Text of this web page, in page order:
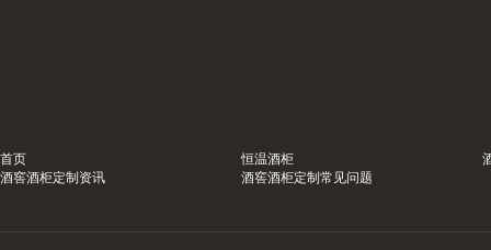
首页 恒温酒柜
酒窖酒柜定制资讯
酒窖酒柜定制常见问题